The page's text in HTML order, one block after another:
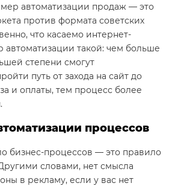
автоматизации продаж — это
против формата советских
что касаемо интернет-
автоматизации такой: чем больше
степени смогут
путь от захода на сайт до
и оплаты, тем процесс более
процессов
бизнес-процессов — это правило
словами, нет смысла
в рекламу, если у вас нет